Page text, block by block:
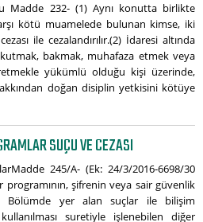
Madde 232- (1) Aynı konutta birlikte
kötü muamelede bulunan kimse, iki
ile cezalandırılır.(2) İdaresi altında
bakmak, muhafaza etmek veya
yükümlü olduğu kişi üzerinde,
doğan disiplin yetkisini kötüye
SUÇU VE CEZASI
245/A- (Ek: 24/3/2016-6698/30
programının, şifrenin veya sair güvenlik
Bölümde yer alan suçlar ile bilişim
suretiyle işlenebilen diğer